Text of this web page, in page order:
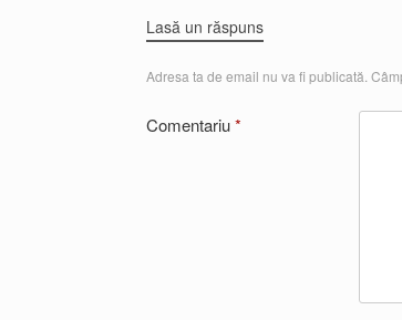
Lasă un răspuns
Adresa ta de email nu va fi publicată.
Comentariu*